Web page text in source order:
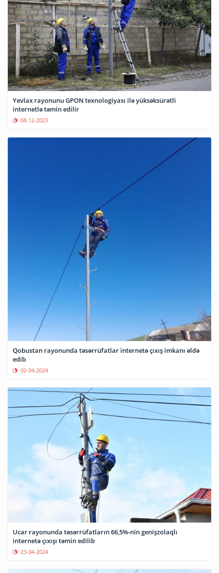
Yevlax rayonunu GPON texnologiyası ilə yüksəksürətli
internetlə təmin edilir
08-12-2023
Qobustan rayonunda təsərrüfatlar internetə çıxış imkanı əldə
edib
02-04-2024
Ucar rayonunda təsərrüfatların 66,5%-nin genişzolaqlı
internetə çıxışı təmin edilib
23-04-2024